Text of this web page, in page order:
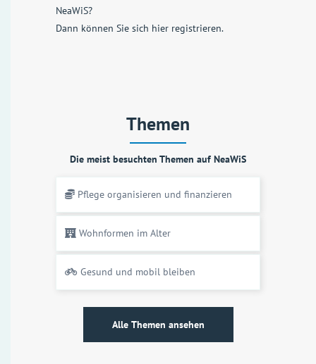
NeaWiS?
Dann können Sie sich hier registrieren.
Themen
Die meist besuchten Themen auf NeaWiS
Pflege organisieren und finanzieren
Wohnformen im Alter
Gesund und mobil bleiben
Alle Themen ansehen